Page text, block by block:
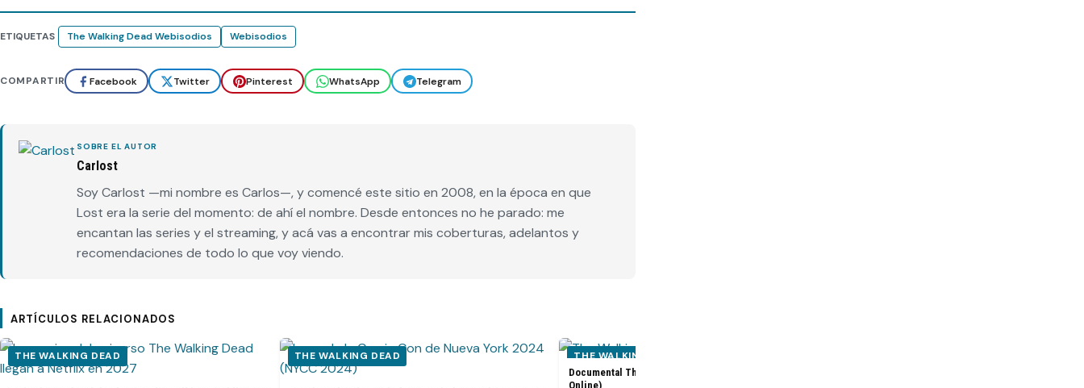
ETIQUETAS The Walking Dead Webisodios Webisodios
COMPARTIR Facebook Twitter Pinterest WhatsApp Telegram
SOBRE EL AUTOR
Carlost
Soy Carlost —mi nombre es Carlos—, y comencé este sitio en 2008, en la época en que
Lost era la serie del momento: de ahí el nombre. Desde entonces no he parado: me
encantan las series y el streaming, y acá vas a encontrar mis coberturas, adelantos y
recomendaciones de todo lo que voy viendo.
ARTÍCULOS RELACIONADOS
THE WALKING DEAD THE WALKING DEAD THE WALKING DEAD
Documental The Walking Dead: The Return (Subtitulado
Online)